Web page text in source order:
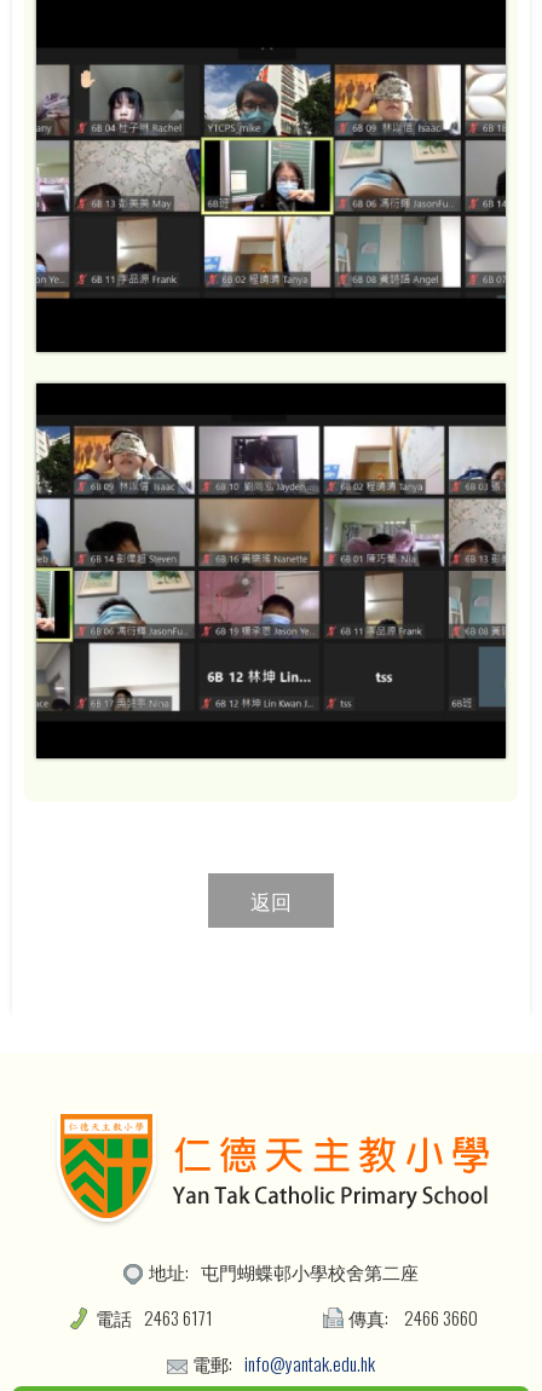
返回
地址: 屯門蝴蝶邨小學校舍第二座
電話 2463 6171 傳真:
2466 3660
電郵: info@yantak.edu.hk